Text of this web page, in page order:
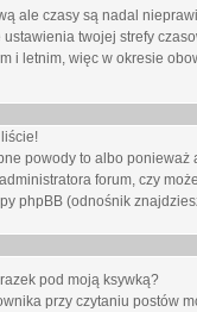
ale czasy są nadal
twojej strefy
i letnim, więc w okresie
powody to albo ponieważ
forum, czy
phpBB (odnośnik
pod moją ksywką?
przy czytaniu postów